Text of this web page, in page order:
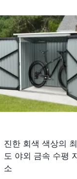
진한 회색 색상의
도 야외 금속 수평
소